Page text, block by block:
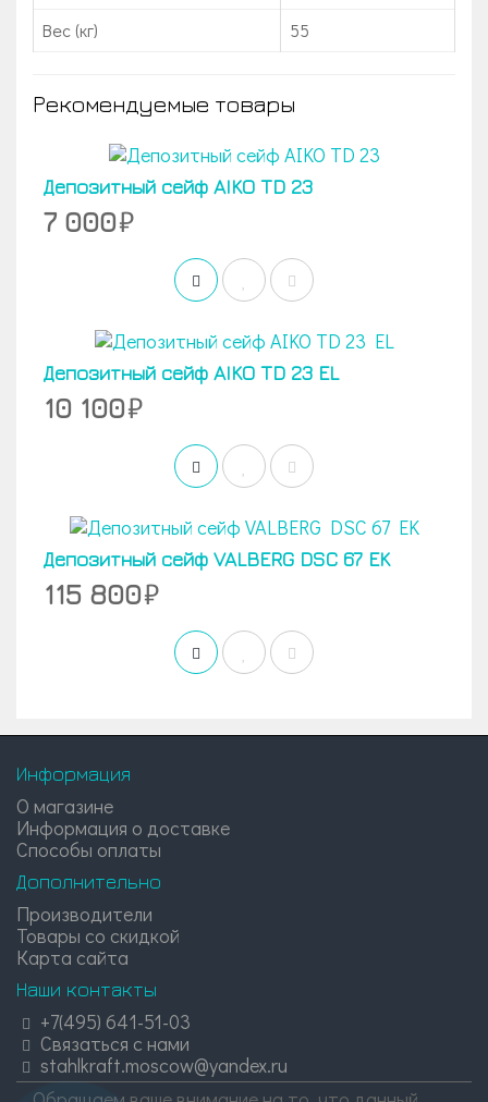
Вес (кг)
55
Рекомендуемые товары
Депозитный сейф AIKO TD 23
7 000
Депозитный сейф AIKO TD 23 EL
10 100
Депозитный сейф VALBERG DSC 67 EK
115 800
Информация
О магазине
Информация о доставке
Способы оплаты
Дополнительно
Производители
Товары со скидкой
Карта сайта
Наши контакты
+7(495) 641-51-03
Связаться с нами
stahlkraft.moscow@yandex.ru